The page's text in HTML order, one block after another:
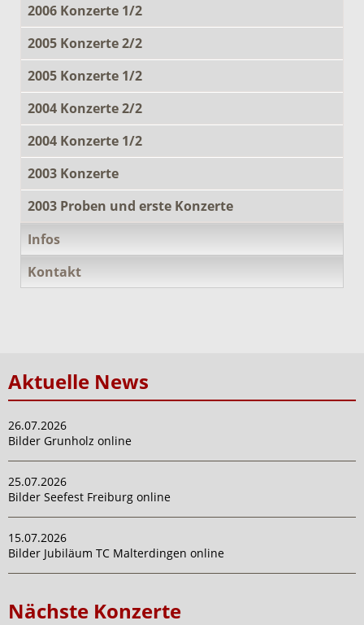
2006 Konzerte 1/2
2005 Konzerte 2/2
2005 Konzerte 1/2
2004 Konzerte 2/2
2004 Konzerte 1/2
2003 Konzerte
2003 Proben und erste Konzerte
Infos
Kontakt
Aktuelle News
26.07.2026
Bilder Grunholz online
25.07.2026
Bilder Seefest Freiburg online
15.07.2026
Bilder Jubiläum TC Malterdingen online
Nächste Konzerte